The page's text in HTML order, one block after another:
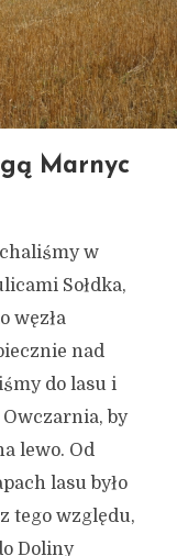
Marnyc
w
Sołdka,
węzła
nad
do lasu i
by
lewo. Od
lasu było
tego względu,
Doliny